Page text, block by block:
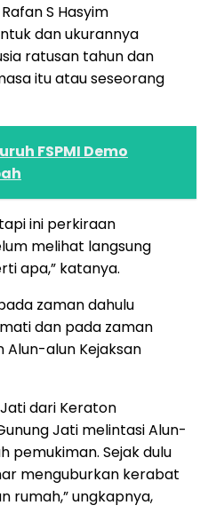
S Hasyim
dan ukurannya
ratusan tahun dan
itu atau seseorang
FSPMI Demo
ini perkiraan
melihat langsung
apa,” katanya.
zaman dahulu
dan pada zaman
Alun-alun Kejaksan
dari Keraton
Jati melintasi Alun-
pemukiman. Sejak dulu
menguburkan kerabat
rumah,” ungkapnya,